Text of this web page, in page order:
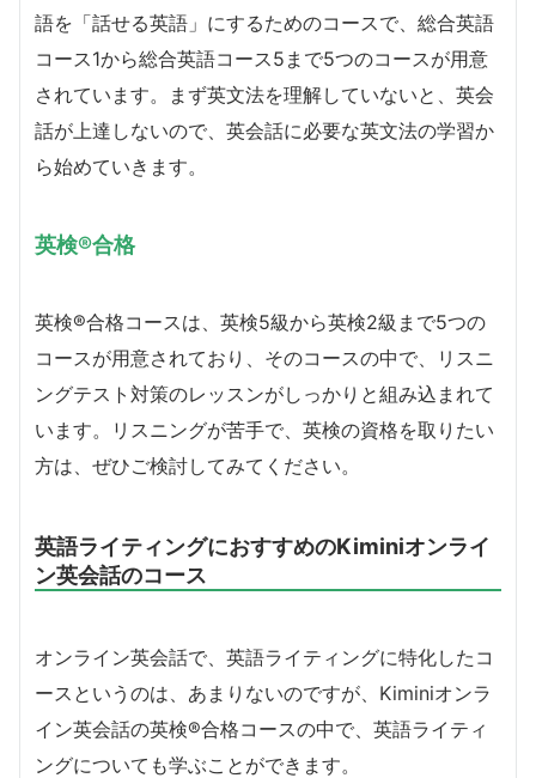
語を「話せる英語」にするためのコースで、総合英語
コース1から総合英語コース5まで5つのコースが用意
されています。まず英文法を理解していないと、英会
話が上達しないので、英会話に必要な英文法の学習か
ら始めていきます。
英検®合格
英検®合格コースは、英検5級から英検2級まで5つの
コースが用意されており、そのコースの中で、リスニ
ングテスト対策のレッスンがしっかりと組み込まれて
います。リスニングが苦手で、英検の資格を取りたい
方は、ぜひご検討してみてください。
英語ライティングにおすすめのKiminiオンライ
ン英会話のコース
オンライン英会話で、英語ライティングに特化したコ
ースというのは、あまりないのですが、Kiminiオンラ
イン英会話の英検®合格コースの中で、英語ライティ
ングについても学ぶことができます。